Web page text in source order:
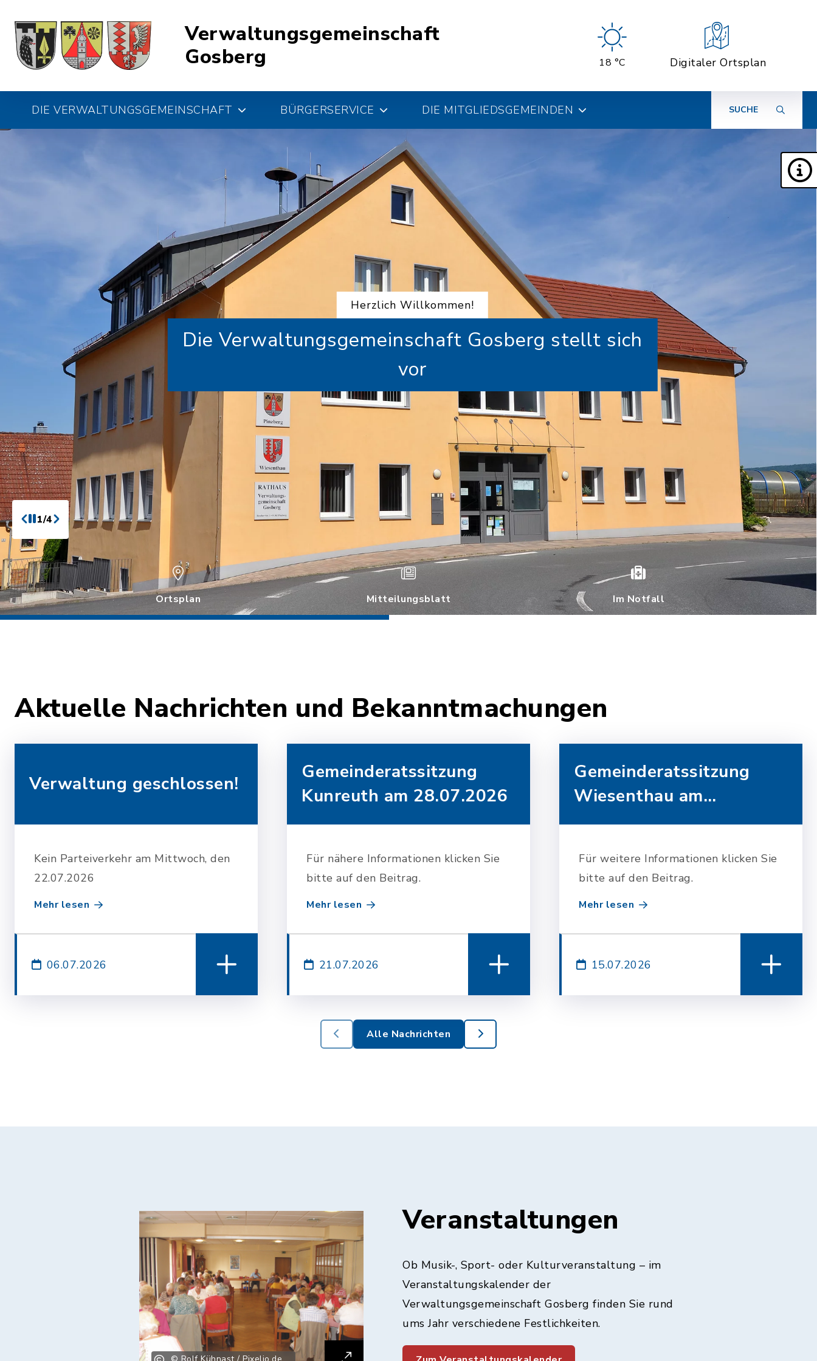
Verwaltungsgemeinschaft
Gosberg
18 °C Digitaler Ortsplan
DIE VERWALTUNGSGEMEINSCHAFT BÜRGERSERVICE DIE MITGLIEDSGEMEINDEN SUCHE
Herzlich Willkommen!
Die Verwaltungsgemeinschaft Gosberg stellt sich
vor
Ortsplan Mitteilungsblatt Im Notfall
1/4
Aktuelle Nachrichten und Bekanntmachungen
Verwaltung geschlossen!
Kein Parteiverkehr am Mittwoch, den
22.07.2026
Mehr lesen
06.07.2026
Gemeinderatssitzung
Kunreuth am 28.07.2026
Für nähere Informationen klicken Sie
bitte auf den Beitrag.
Mehr lesen
21.07.2026
Gemeinderatssitzung
Wiesenthau am
21.07.2026
Für weitere Informationen klicken Sie
bitte auf den Beitrag.
Mehr lesen
15.07.2026
Alle Nachrichten
Veranstaltungen
Ob Musik-, Sport- oder Kulturveranstaltung – im
Veranstaltungskalender der
Verwaltungsgemeinschaft Gosberg finden Sie rund
ums Jahr verschiedene Festlichkeiten.